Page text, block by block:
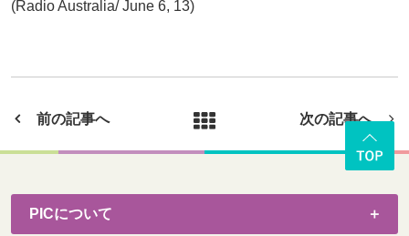
(Radio Australia/ June 6, 13)
前の記事へ 次の記事へ
PICについて